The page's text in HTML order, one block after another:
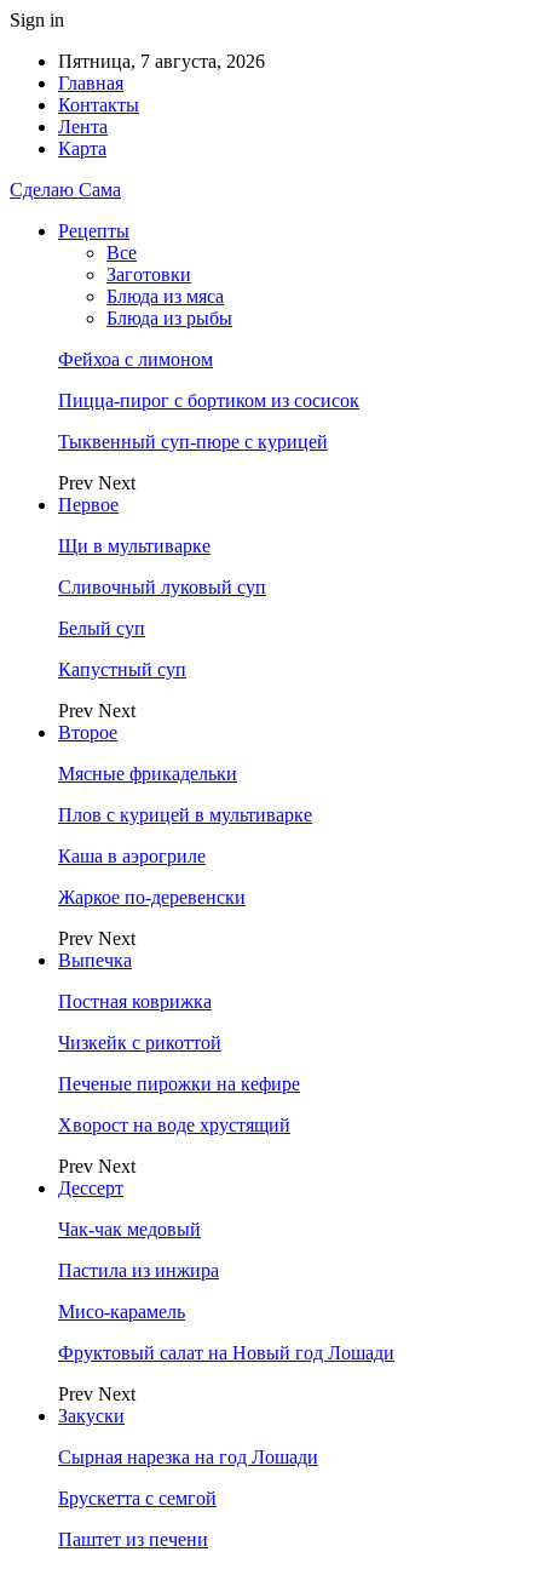
Sign in
Пятница, 7 августа, 2026
Главная
Контакты
Лента
Карта
Сделаю Сама
Рецепты
Все
Заготовки
Блюда из мяса
Блюда из рыбы
Фейхоа с лимоном
Пицца-пирог с бортиком из сосисок
Тыквенный суп-пюре с курицей
Prev Next
Первое
Щи в мультиварке
Сливочный луковый суп
Белый суп
Капустный суп
Prev Next
Второе
Мясные фрикадельки
Плов с курицей в мультиварке
Каша в аэрогриле
Жаркое по-деревенски
Prev Next
Выпечка
Постная коврижка
Чизкейк с рикоттой
Печеные пирожки на кефире
Хворост на воде хрустящий
Prev Next
Дессерт
Чак-чак медовый
Пастила из инжира
Мисо-карамель
Фруктовый салат на Новый год Лошади
Prev Next
Закуски
Сырная нарезка на год Лошади
Брускетта с семгой
Паштет из печени